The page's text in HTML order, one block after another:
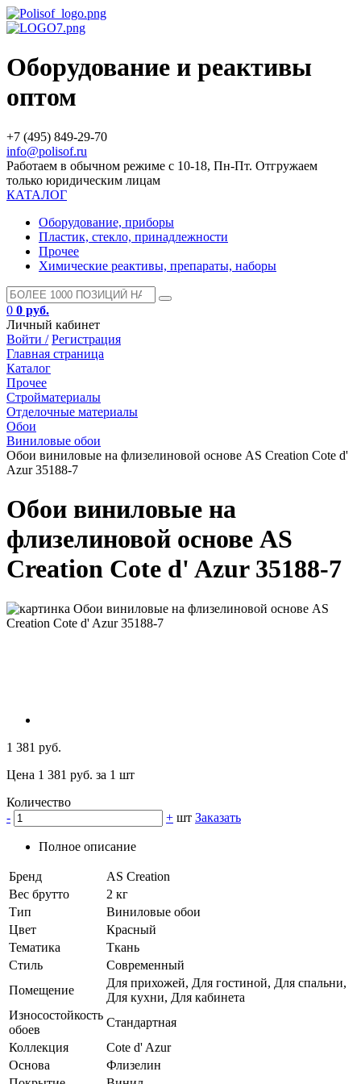
Оборудование и реактивы
оптом
+7 (495) 849-29-70
info@polisof.ru
Работаем в обычном режиме с 10-18, Пн-Пт. Отгружаем
только юридическим лицам
КАТАЛОГ
Оборудование, приборы
Пластик, стекло, принадлежности
Прочее
Химические реактивы, препараты, наборы
0 0 руб.
Личный кабинет
Войти / Регистрация
Главная страница
Каталог
Прочее
Стройматериалы
Отделочные материалы
Обои
Виниловые обои
Обои виниловые на флизелиновой основе AS Creation Cote d'
Azur 35188-7
Обои виниловые на
флизелиновой основе AS
Creation Cote d' Azur 35188-7
1 381 руб.
Цена 1 381 руб. за 1 шт
Количество
-
+ шт Заказать
Полное описание
Бренд
AS Creation
Вес брутто
2 кг
Тип
Виниловые обои
Цвет
Красный
Тематика
Ткань
Стиль
Современный
Помещение
Для прихожей, Для гостиной, Для спальни,
Для кухни, Для кабинета
Износостойкость
обоев
Стандартная
Коллекция
Cote d' Azur
Основа
Флизелин